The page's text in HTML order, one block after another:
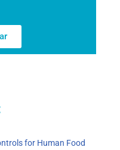
for Human Food